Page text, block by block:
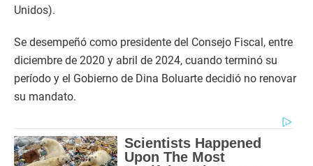
Unidos).
Se desempeñó como presidente del Consejo Fiscal, entre
diciembre de 2020 y abril de 2024, cuando terminó su
período y el Gobierno de Dina Boluarte decidió no renovar
su mandato.